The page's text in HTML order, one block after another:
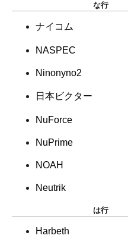
な行
ナイコム
NASPEC
Ninonyno2
日本ビクター
NuForce
NuPrime
NOAH
Neutrik
は行
Harbeth